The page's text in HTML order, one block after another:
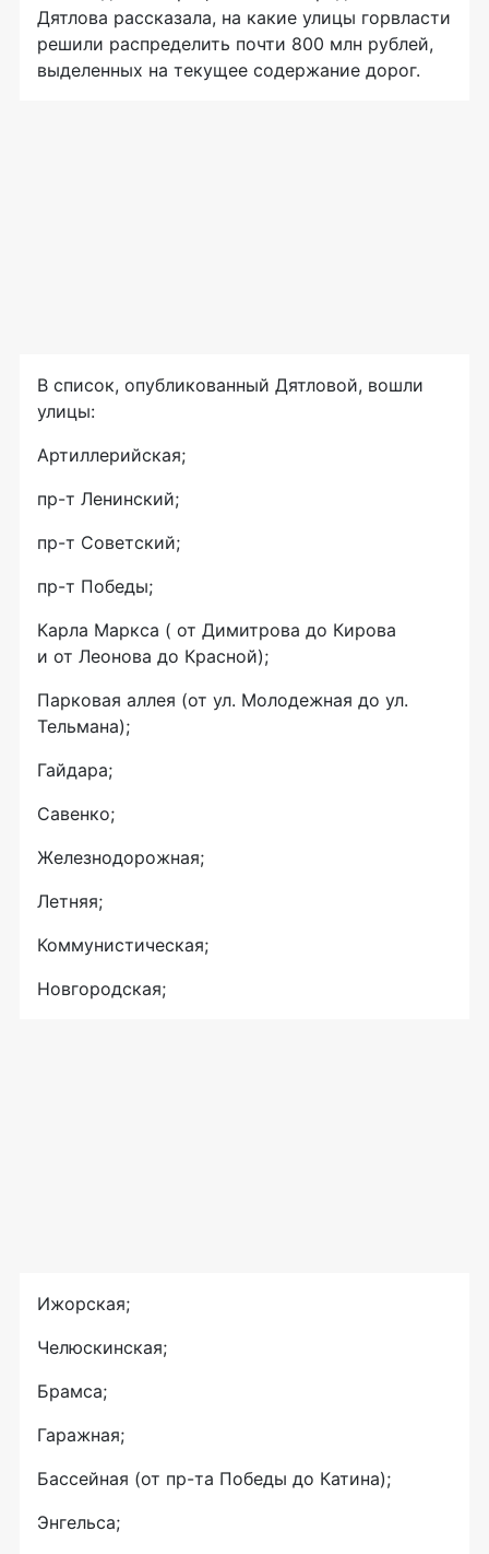
Дятлова рассказала, на какие улицы горвласти
решили распределить почти 800 млн рублей,
выделенных на текущее содержание дорог.
В список, опубликованный Дятловой, вошли
улицы:
Артиллерийская;
пр-т Ленинский;
пр-т Советский;
пр-т Победы;
Карла Маркса ( от Димитрова до Кирова
и от Леонова до Красной);
Парковая аллея (от ул. Молодежная до ул.
Тельмана);
Гайдара;
Савенко;
Железнодорожная;
Летняя;
Коммунистическая;
Новгородская;
Ижорская;
Челюскинская;
Брамса;
Гаражная;
Бассейная (от пр-та Победы до Катина);
Энгельса;